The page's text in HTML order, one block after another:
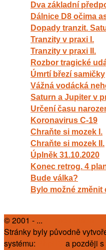
Dva základní
Dálnice D8 očima
Dopady tranzit.
Tranzity v praxi I.
Tranzity v praxi II.
Rozbor tragické
Úmrtí březí samičky
Vážná vodácká
Saturn a Jupiter v
Určení času
Koronavirus C-19
Chraňte si mozek I.
Chraňte si mozek II.
Úplněk 31.10.2020
Konec retrog. 4
Bude válka?
Bylo možné změnit
© 2001 - ...
Stránky byly původně
systému:
a později